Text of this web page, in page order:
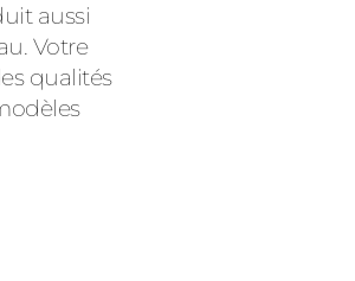
aussi
Votre
qualités